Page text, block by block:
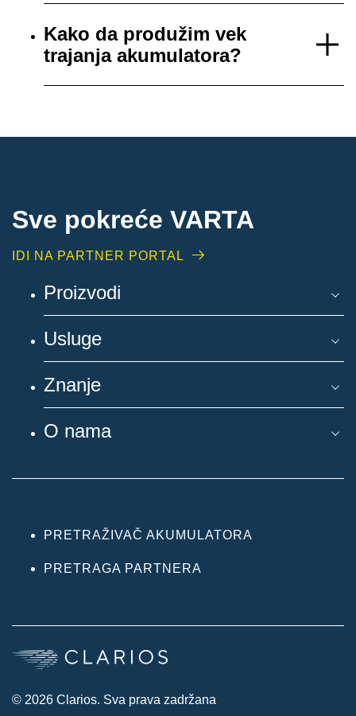
Kako da produžim vek
trajanja akumulatora?
Sve pokreće VARTA
IDI NA PARTNER PORTAL
Proizvodi
Usluge
Znanje
O nama
PRETRAŽIVAČ AKUMULATORA
PRETRAGA PARTNERA
© 2026 Clarios. Sva prava zadržana